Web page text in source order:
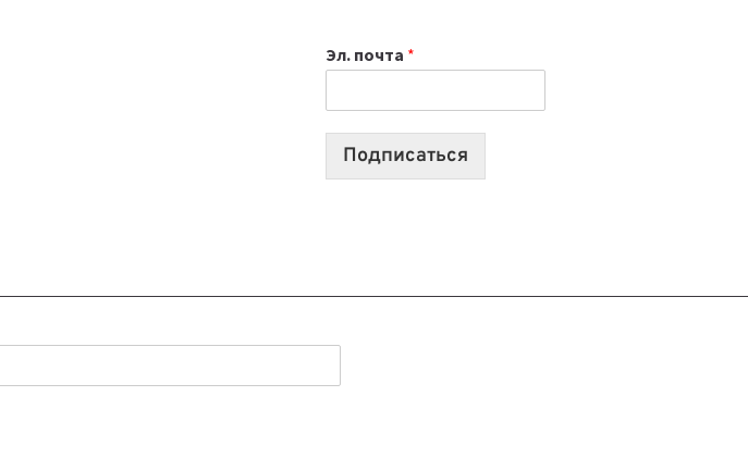
2026:
10
Эл. почта *
Подписаться